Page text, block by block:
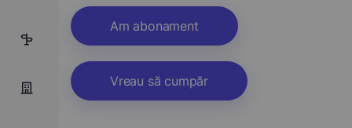
Am abonament
Vreau să cumpăr